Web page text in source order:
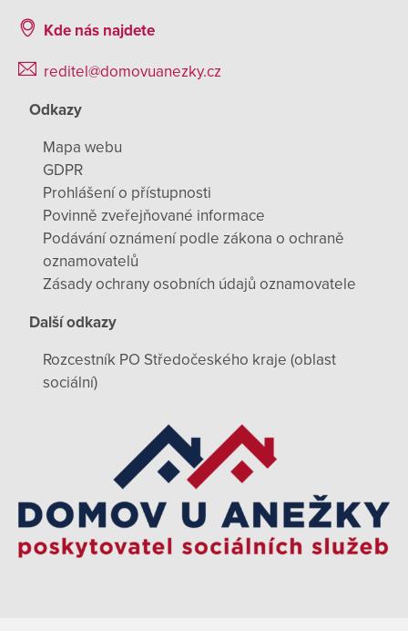
Kde nás najdete
reditel@domovuanezky.cz
Odkazy
Mapa webu
GDPR
Prohlášení o přístupnosti
Povinně zveřejňované informace
Podávání oznámení podle zákona o ochraně
oznamovatelů
Zásady ochrany osobních údajů oznamovatele
Další odkazy
Rozcestník PO Středočeského kraje (oblast
sociální)